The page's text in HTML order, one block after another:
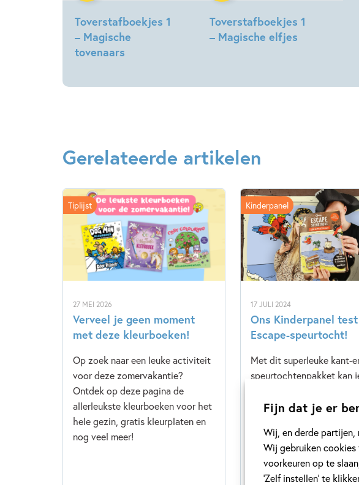
Fijn dat je er
Wij, en derde partijen,
Wij gebruiken
voorkeuren op te
‘Zelf instellen’ te
Toverstafboekjes 1
– Magische
tovenaars
Toverstafboekjes 1
– Magische elfjes
Gerelateerde artikelen
27 MEI 2026
Verveel je geen moment
met deze kleurboeken!
Op zoek naar een leuke activiteit
voor deze zomervakantie?
Ontdek op deze pagina de
allerleukste kleurboeken voor het
hele gezin, gratis kleurplaten en
nog veel meer!
Tiplijst
17 JULI 2024
Ons Kinderpanel
Escape-speurtocht!
Met dit superleuke kant-
speurtochtenpakket kan
speurtocht organiseren.
van het 'Escape
speurtochtpakket
snel verder!
Kinderpanel